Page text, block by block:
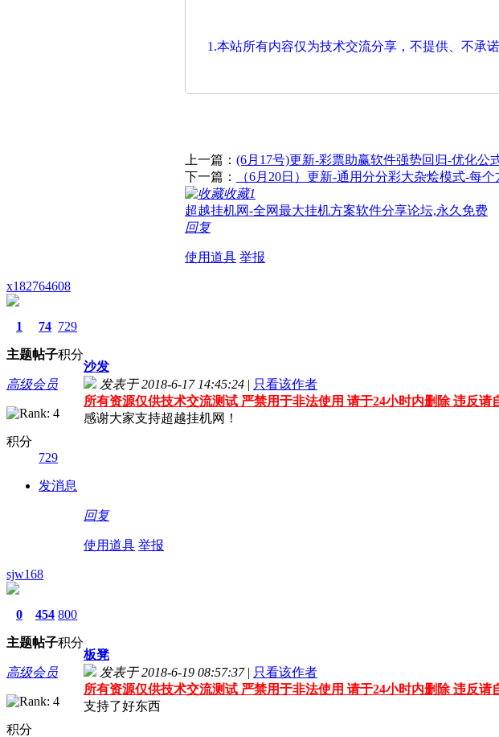
1.本站所有内容仅为技术交流分享，不提供、不承
上一篇： (6月17号)更新-彩票助赢软件强势回归-优化公
下一篇：
（6月20日）更新-通用分分彩大杂烩模式-每
收藏1
超越挂机网-全网最大挂机方案软件分享论坛,永久免费
回复
使用道具 举报
x182764608
1
主题
74
帖子
729
积分
高级会员
积分
729
发消息
沙发
发表于 2018-6-17 14:45:24 | 只看该作者
所有资源仅供技术交流测试 严禁用于非法使用 请于24小时内删除 违反请
感谢大家支持超越挂机网！
回复
使用道具 举报
sjw168
0
主题
454
帖子
800
积分
高级会员
积分
板凳
发表于 2018-6-19 08:57:37 | 只看该作者
所有资源仅供技术交流测试 严禁用于非法使用 请于24小时内删除 违反请
支持了好东西